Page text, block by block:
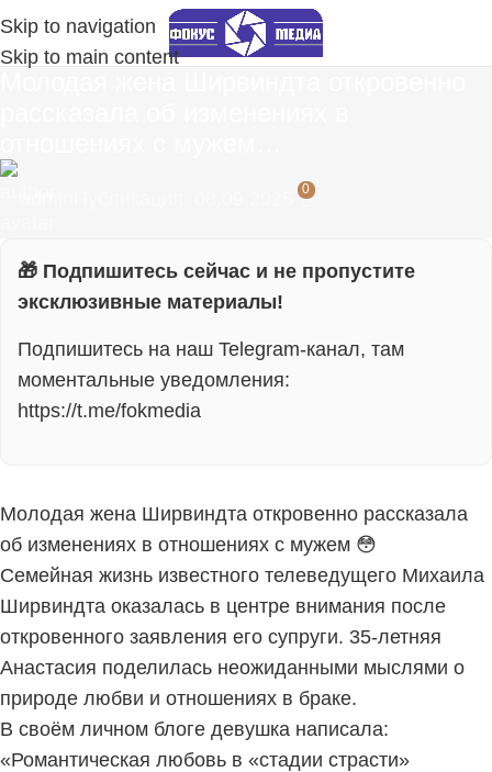
Skip to navigation
Skip to main content
0
🎁 Подпишитесь сейчас и не пропустите
эксклюзивные материалы!
Подпишитесь на наш Telegram-канал, там
моментальные уведомления:
https://t.me/fokmedia
Молодая жена Ширвиндта откровенно рассказала
об изменениях в отношениях с мужем 😳
Семейная жизнь известного телеведущего Михаила
Ширвиндта оказалась в центре внимания после
откровенного заявления его супруги. 35-летняя
Анастасия поделилась неожиданными мыслями о
природе любви и отношениях в браке.
В своём личном блоге девушка написала:
«Романтическая любовь в «стадии страсти»